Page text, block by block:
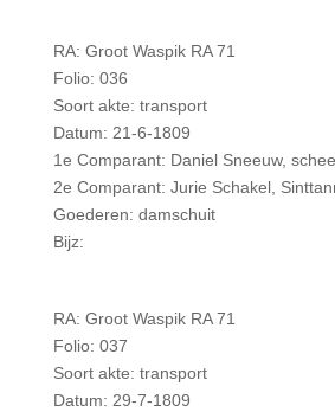
RA: Groot Waspik RA 71
Folio: 036
Soort akte: transport
Datum: 21-6-1809
1e Comparant: Daniel Sneeuw,
2e Comparant: Jurie Schakel,
Goederen: damschuit
Bijz:
RA: Groot Waspik RA 71
Folio: 037
Soort akte: transport
Datum: 29-7-1809